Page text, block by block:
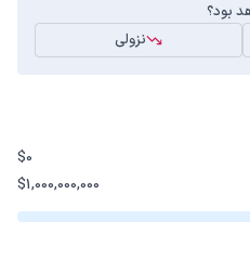
نزولی
$0
$1,000,000,000